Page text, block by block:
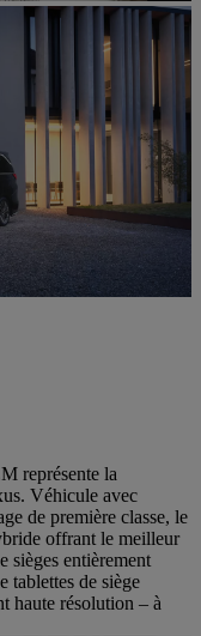
représente la
Véhicule avec
de première classe, le
offrant le meilleur
sièges entièrement
tablettes de siège
haute résolution – à